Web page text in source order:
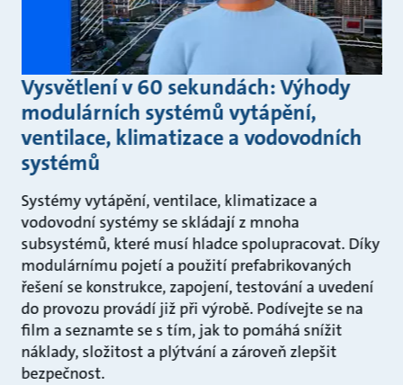
Vysvětlení v 60 sekundách: Výhody
modulárních systémů vytápění,
ventilace, klimatizace a vodovodních
systémů
Systémy vytápění, ventilace, klimatizace a
vodovodní systémy se skládají z mnoha
subsystémů, které musí hladce spolupracovat. Díky
modulárnímu pojetí a použití prefabrikovaných
řešení se konstrukce, zapojení, testování a uvedení
do provozu provádí již při výrobě. Podívejte se na
film a seznamte se s tím, jak to pomáhá snížit
náklady, složitost a plýtvání a zároveň zlepšit
bezpečnost.